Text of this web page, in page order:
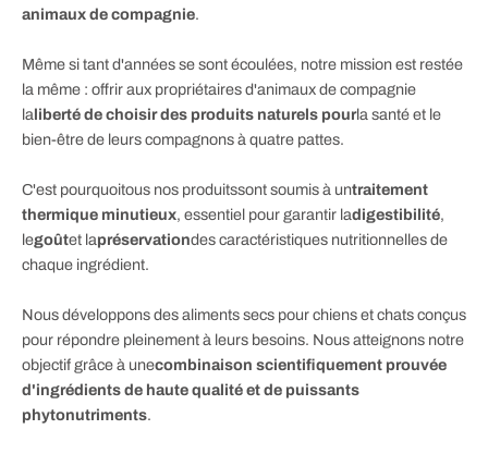
animaux de compagnie.
Même si tant d'années se sont écoulées, notre mission est restée
la même : offrir aux propriétaires d'animaux de compagnie
laliberté de choisir des produits naturels pourla santé et le
bien-être de leurs compagnons à quatre pattes.
C'est pourquoitous nos produitssont soumis à untraitement
thermique minutieux, essentiel pour garantir ladigestibilité,
legoûtet lapréservationdes caractéristiques nutritionnelles de
chaque ingrédient.
Nous développons des aliments secs pour chiens et chats conçus
pour répondre pleinement à leurs besoins. Nous atteignons notre
objectif grâce à unecombinaison scientifiquement prouvée
d'ingrédients de haute qualité et de puissants
phytonutriments.